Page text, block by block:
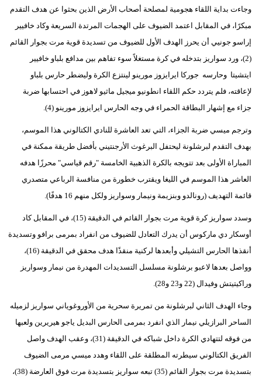
وجاءت بداية اللقاء هجومية لمصلحة أصحاب الأرض الذين بحثوا عن هدف التقدم
مبكرًا، في المقابل اعتمد الضيوف على الهجمات المرتدة السريعة وكاد خافيير
إراسو جونيي أن يحرز الهدف الأول للضيوف من تسديدة قوية مرت بجوار القائم
(2)، ورد سواريز بتدخله في كرة مستغلاً سوء تفاهم بين مدافع بلباو خافيير
ايتشيتا وحارسه جوركا ايرايزوز مورينو لينتزع الكرة وليضطر حارس بلباو
لإعاقته، فلم يتردد حكم اللقاء انطونيو ميجيل ماثيو لاهوز في احتسابها ضربة
جزاء مع إشهار البطاقة الحمراء في وجه الحارس ايرايزوز مورينو (4).
وترجم ميسي ضربة الجزاء، التي تعد العاشرة للنادي الكتالوني هذا الموسم،
بهدف التقدم لبرشلونة ليحتفل البرغوث الأرجنتيني بأفضل طريقة ممكنة في
المباراة الأولى بعد تتويجه بالكرة الذهبية الخامسة "رقم قياسي" محرزًا هدفه
العاشر هذا الموسم في الليغا ويقترب خطورة من منافسة الرباعي متصدري
قائمة التهديف (رونالدو وبنزيمة ونيمار وسواريز ولكل منهم 16 هدفًا).
وسدد سواريز كرة قوية مرت بجوار القائم في الدقيقة (15)، في المقابل كاد
أوسكار دي ماركوس أن يدرك التعادل للضيوف من انفراد بمرمى برافو وتسديدة
أنقذها الحارس التشيلي وأبعدها لركنية منقذًا هدف محقق في الدقيقة (16)،
وواصل بعدها لاعبو برشلونة مسلسل التسديدات المهدرة من نيمار وسواريز
وراكيتيتش وفيدال (22 و23 و28).
وجاء الهدف الثاني لبرشلونة من تمريرة سحرية من الأوروغوياني سواريز لزميله
الساحر البرازيلي نيمار الذي انفرد بمرمى الحارس البديل ياجو هيريرين ولعبها
من فوقه لتتهادي الكرة داخل شباكه في الدقيقة (31)، وعقب الهدف واصل
الفريق الكتالوني سيطرته المطلقة على اللقاء وهدد ميسي مرمى الضيوف
بتسديدة مرت بجوار القائم (35) تبعه سواريز بتسديدة مرت فوق العارضة (38)،